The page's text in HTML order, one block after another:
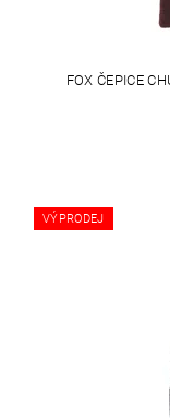
FOX ČEPICE
VÝPRODEJ